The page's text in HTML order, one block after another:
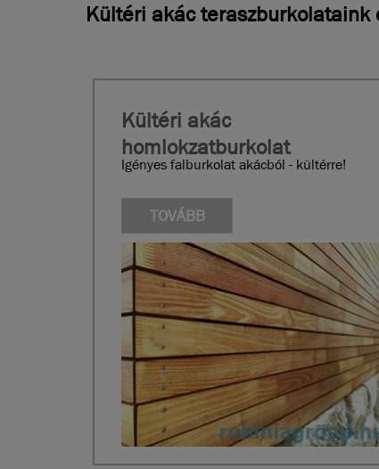
Kültéri akác
Kültéri akác
homlokzatburkolat
Igényes falburkolat akácból - kültérre!